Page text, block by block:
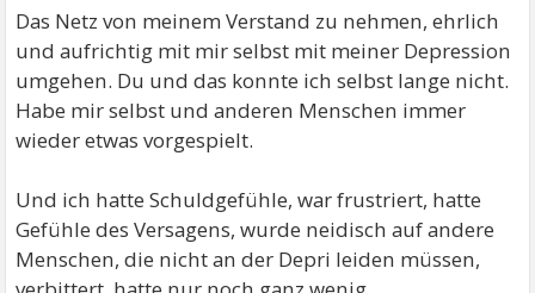
Nebenwirkungen helfen sie uns, und wir brauchen
uns dafür nicht zu schämen.
Du bist als Mensch nicht weniger wertvoll, auch in
unserer heutigen Leistungsgesellschaft. Denn
das kann sich so schnell ändern, und verändern.
Wichtig ist, dass du dich selbst immer wieder in Liebe
annahmen kannst, trotz deiner Depression.
Das Netz von meinem Verstand zu nehmen, ehrlich
und aufrichtig mit mir selbst mit meiner Depression
umgehen. Du und das konnte ich selbst lange nicht.
Habe mir selbst und anderen Menschen immer
wieder etwas vorgespielt.
Und ich hatte Schuldgefühle, war frustriert, hatte
Gefühle des Versagens, wurde neidisch auf andere
Menschen, die nicht an der Depri leiden müssen,